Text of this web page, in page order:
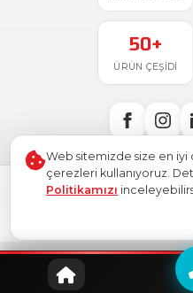
50+
ÜRÜN ÇEŞIDI
Web sitemizde size en
çerezleri kullanıyoruz.
Politikamızı